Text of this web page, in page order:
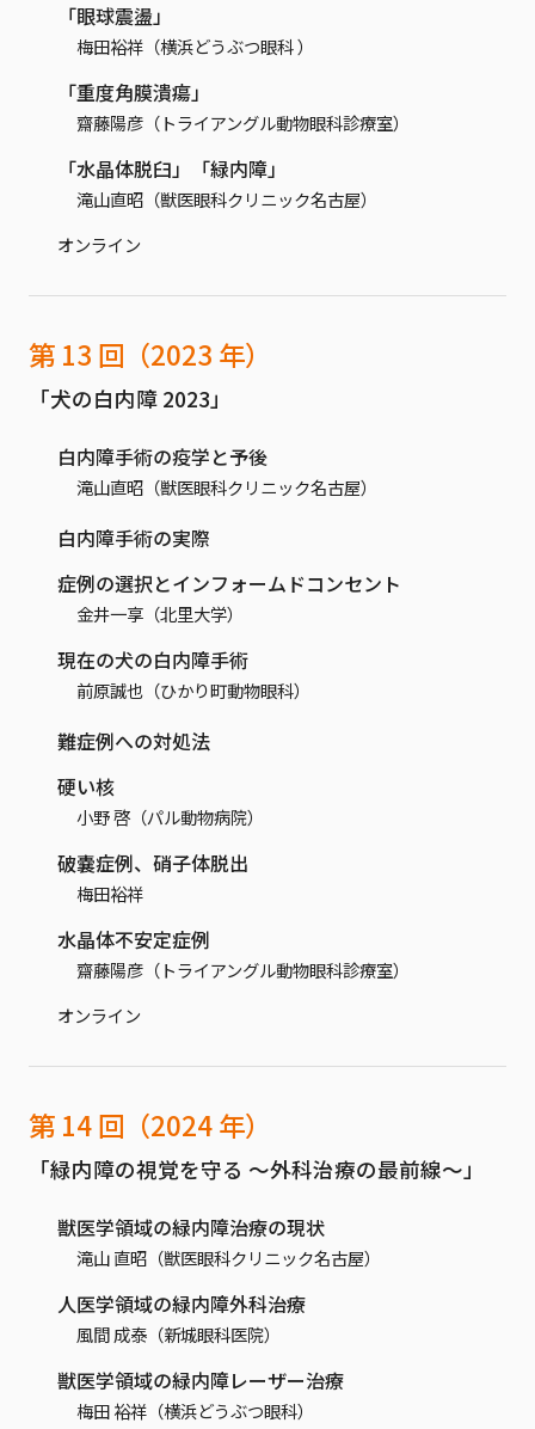
「眼球震盪」
梅田裕祥（横浜どうぶつ眼科 ）
「重度角膜潰瘍」
齋藤陽彦（トライアングル動物眼科診療室）
「水晶体脱臼」「緑内障」
滝山直昭（獣医眼科クリニック名古屋）
オンライン
第 13 回（2023 年）
「犬の白内障 2023」
白内障手術の疫学と予後
滝山直昭（獣医眼科クリニック名古屋）
白内障手術の実際
症例の選択とインフォームドコンセント
金井一享（北里大学）
現在の犬の白内障手術
前原誠也（ひかり町動物眼科）
難症例への対処法
硬い核
小野 啓（パル動物病院）
破嚢症例、硝子体脱出
梅田裕祥
水晶体不安定症例
齋藤陽彦（トライアングル動物眼科診療室）
オンライン
第 14 回（2024 年）
「緑内障の視覚を守る ～外科治療の最前線～」
獣医学領域の緑内障治療の現状
滝山 直昭（獣医眼科クリニック名古屋）
人医学領域の緑内障外科治療
風間 成泰（新城眼科医院）
獣医学領域の緑内障レーザー治療
梅田 裕祥（横浜どうぶつ眼科）